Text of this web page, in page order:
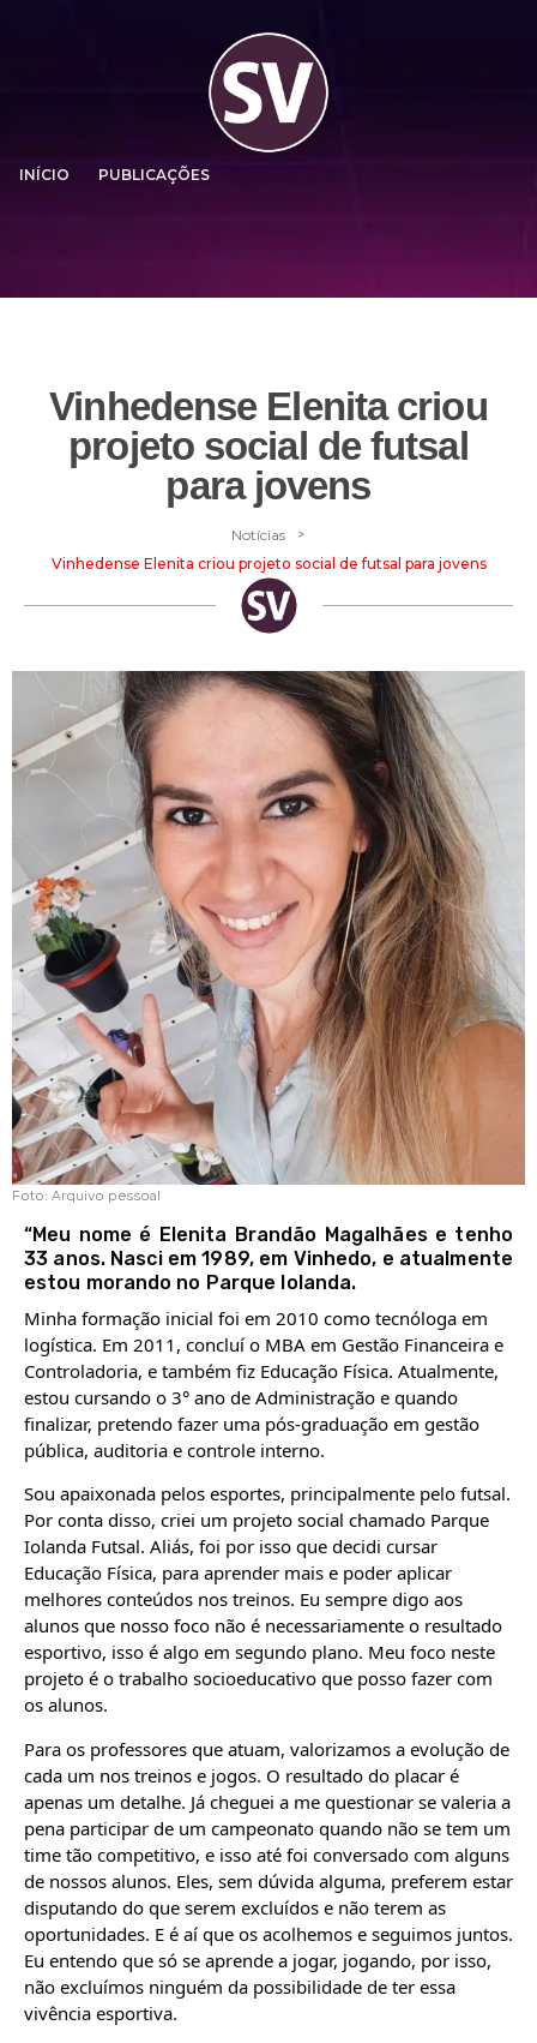
INÍCIO PUBLICAÇÕES
Vinhedense Elenita criou
projeto social de futsal
para jovens
Notícias >
Vinhedense Elenita criou projeto social de futsal para jovens
Foto: Arquivo pessoal
“Meu nome é Elenita Brandão Magalhães e tenho
33 anos. Nasci em 1989, em Vinhedo, e atualmente
estou morando no Parque Iolanda.
Minha formação inicial foi em 2010 como tecnóloga em
logística. Em 2011, concluí o MBA em Gestão Financeira e
Controladoria, e também fiz Educação Física. Atualmente,
estou cursando o 3° ano de Administração e quando
finalizar, pretendo fazer uma pós-graduação em gestão
pública, auditoria e controle interno.
Sou apaixonada pelos esportes, principalmente pelo futsal.
Por conta disso, criei um projeto social chamado Parque
Iolanda Futsal. Aliás, foi por isso que decidi cursar
Educação Física, para aprender mais e poder aplicar
melhores conteúdos nos treinos. Eu sempre digo aos
alunos que nosso foco não é necessariamente o resultado
esportivo, isso é algo em segundo plano. Meu foco neste
projeto é o trabalho socioeducativo que posso fazer com
os alunos.
Para os professores que atuam, valorizamos a evolução de
cada um nos treinos e jogos. O resultado do placar é
apenas um detalhe. Já cheguei a me questionar se valeria a
pena participar de um campeonato quando não se tem um
time tão competitivo, e isso até foi conversado com alguns
de nossos alunos. Eles, sem dúvida alguma, preferem estar
disputando do que serem excluídos e não terem as
oportunidades. E é aí que os acolhemos e seguimos juntos.
Eu entendo que só se aprende a jogar, jogando, por isso,
não excluímos ninguém da possibilidade de ter essa
vivência esportiva.